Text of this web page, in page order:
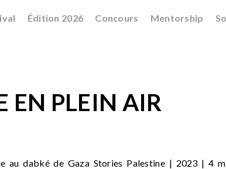
Édition 2026 Concours Mentorship
EN PLEIN AIR
au dabké de Gaza Stories Palestine | 2023 | 4